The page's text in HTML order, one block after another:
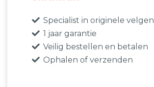
Specialist in originele velgen
1 jaar garantie
Veilig bestellen en betalen
Ophalen of verzenden